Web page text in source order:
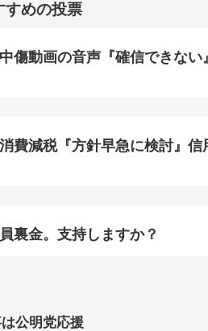
すめの投票
傷動画の音声『確信できない
費減税『方針早急に検討』信
裏金。支持しますか？
公明党応援